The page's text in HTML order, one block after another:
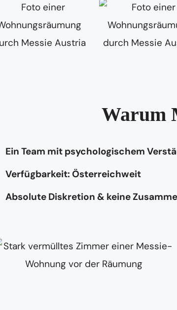
Warum
Ein Team mit psychologischem
Verfügbarkeit: Österreichweit
Absolute Diskretion & keine